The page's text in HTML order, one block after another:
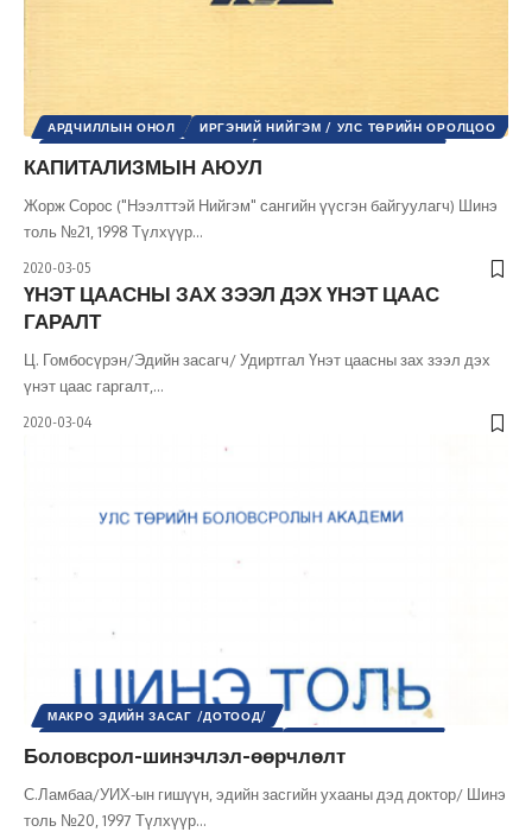
АРДЧИЛЛЫН ОНОЛ
ИРГЭНИЙ НИЙГЭМ / УЛС ТӨРИЙН ОРОЛЦОО
ОЛОН УЛСЫН ЭДИЙН ЗАСАГ
УЛС ТӨР
ШИНЭ ТОЛЬ СЭТГҮҮЛ
ЭДИЙН ЗАСАГ
КАПИТАЛИЗМЫН АЮУЛ
Жорж Сорос ("Нээлттэй Нийгэм" сангийн үүсгэн байгуулагч) Шинэ
толь №21, 1998 Түлхүүр…
2020-03-05
ҮНЭТ ЦААСНЫ ЗАХ ЗЭЭЛ ДЭХ ҮНЭТ ЦААС
ГАРАЛТ
Ц. Гомбосүрэн/Эдийн засагч/ Удиртгал Үнэт цаасны зах зээл дэх
үнэт цаас гаргалт,…
2020-03-04
МАКРО ЭДИЙН ЗАСАГ /ДОТООД/
НИЙГМИЙН БОДЛОГО
НИЙГЭМ
ШИНЭ ТОЛЬ СЭТГҮҮЛ
ЭДИЙН ЗАСАГ
Боловсрол-шинэчлэл-өөрчлөлт
С.Ламбаа/УИХ-ын гишүүн, эдийн засгийн ухааны дэд доктор/ Шинэ
толь №20, 1997 Түлхүүр…